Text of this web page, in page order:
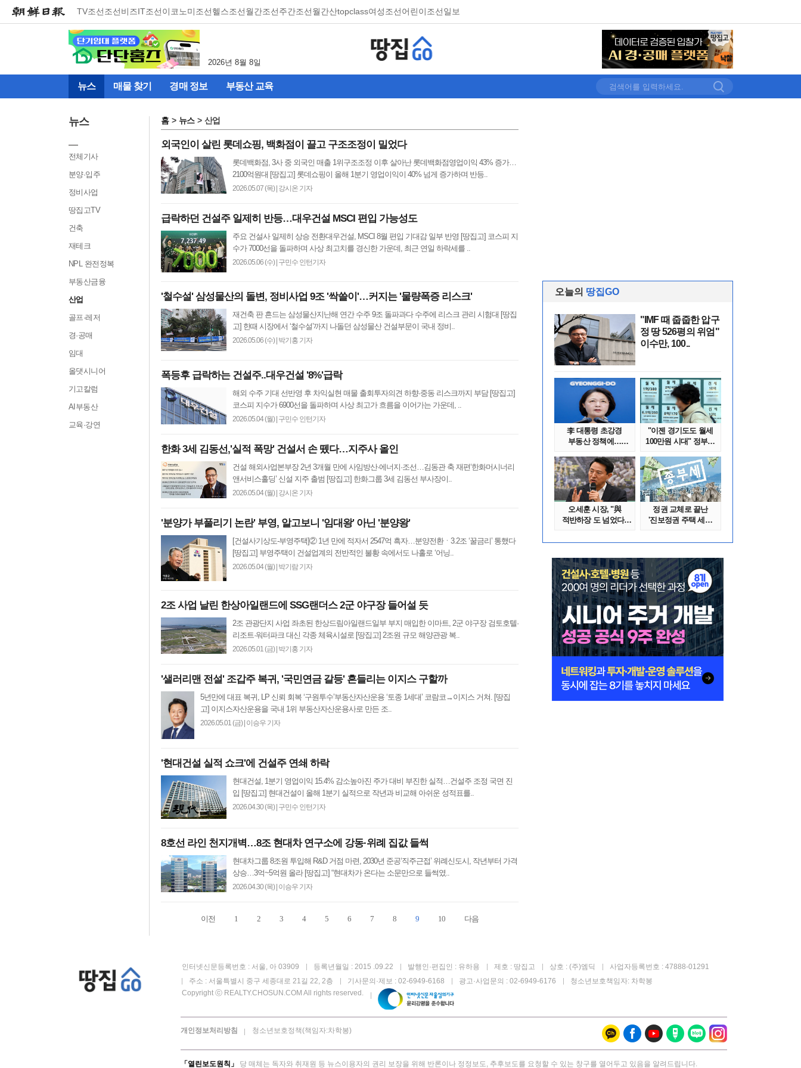
TV조선조선비즈IT조선이코노미조선헬스조선월간조선주간조선월간산topclass여성조선어린이조선일보
2026년 8월 8일
뉴스 매물 찾기 경매 정보 부동산 교육
뉴스
전체기사
분양·입주
정비사업
땅집고TV
건축
재테크
NPL 완전정복
부동산금융
산업
골프·레저
경·공매
임대
올댓시니어
기고칼럼
AI부동산
교육·강연
홈 뉴스 산업
외국인이 살린 롯데쇼핑, 백화점이 끌고 구조조정이 밀었다
롯데백화점, 3사 중 외국인 매출 1위구조조정 이후 살아난 롯데백화점영업이익 43% 증가…
2100억원대 [땅집고] 롯데쇼핑이 올해 1분기 영업이익이 40% 넘게 증가하며 반등..
2026.05.07 (목)| 강시온 기자
급락하던 건설주 일제히 반등…대우건설 MSCI 편입 가능성도
주요 건설사 일제히 상승 전환대우건설, MSCI 8월 편입 기대감 일부 반영 [땅집고] 코스피 지
수가 7000선을 돌파하며 사상 최고치를 경신한 가운데, 최근 연일 하락세를 ..
2026.05.06 (수)| 구민수 인턴기자
'철수설' 삼성물산의 돌변, 정비사업 9조 '싹쓸이'…커지는 '물량폭증 리스크'
재건축 판 흔드는 삼성물산지난해 연간 수주 9조 돌파과다 수주에 리스크 관리 시험대 [땅집
고] 한때 시장에서 ‘철수설’까지 나돌던 삼성물산 건설부문이 국내 정비..
2026.05.06 (수)| 박기홍 기자
폭등후 급락하는 건설주..대우건설 '8%'급락
해외 수주 기대 선반영 후 차익실현 매물 출회투자의견 하향·중동 리스크까지 부담 [땅집고]
코스피 지수가 6900선을 돌파하며 사상 최고가 흐름을 이어가는 가운데, ..
2026.05.04 (월)| 구민수 인턴기자
한화 3세 김동선,'실적 폭망' 건설서 손 뗐다…지주사 올인
건설 해외사업본부장 2년 3개월 만에 사임방산·에너지·조선…김동관 축 재편‘한화머시너리
앤서비스홀딩’ 신설 지주 출범 [땅집고] 한화그룹 3세 김동선 부사장이..
2026.05.04 (월)| 강시온 기자
'분양가 부풀리기 논란' 부영, 알고보니 '임대왕' 아닌 '분양왕'
[건설사기상도-부영주택]② 1년 만에 적자서 2547억 흑자…분양전환ㆍ3.2조 ‘꿀금리’ 통했다
[땅집고] 부영주택이 건설업계의 전반적인 불황 속에서도 나홀로 ‘어닝..
2026.05.04 (월)| 박기람 기자
2조 사업 날린 한상아일랜드에 SSG랜더스 2군 야구장 들어설 듯
2조 관광단지 사업 좌초된 한상드림아일랜드일부 부지 매입한 이마트, 2군 야구장 검토호텔·
리조트·워터파크 대신 각종 체육시설로 [땅집고] 2조원 규모 해양관광 복..
2026.05.01 (금)| 박기홍 기자
'샐러리맨 전설' 조갑주 복귀, '국민연금 갈등' 흔들리는 이지스 구할까
5년만에 대표 복귀, LP 신뢰 회복 ‘구원투수’부동산자산운용 ‘토종 1세대’ 코람코→이지스 거쳐. [땅집
고] 이지스자산운용을 국내 1위 부동산자산운용사로 만든 조..
2026.05.01 (금)| 이승우 기자
'현대건설 실적 쇼크'에 건설주 연쇄 하락
현대건설, 1분기 영업이익 15.4% 감소높아진 주가 대비 부진한 실적…건설주 조정 국면 진
입 [땅집고] 현대건설이 올해 1분기 실적으로 작년과 비교해 아쉬운 성적표를..
2026.04.30 (목)| 구민수 인턴기자
8호선 라인 천지개벽…8조 현대차 연구소에 강동·위례 집값 들썩
현대차그룹 8조원 투입해 R&D 거점 마련, 2030년 준공‘직주근접’ 위례신도시, 작년부터 가격
상승…3억~5억원 올라 [땅집고] “현대차가 온다는 소문만으로 들썩였..
2026.04.30 (목)| 이승우 기자
이전 1 2 3 4 5 6 7 8 9 10 다음
오늘의 땅집GO
"IMF 때 줍줍한 압구
정 땅 526평의 위엄"
이수만, 100..
李 대통령 초강경
부동산 정책에…
"이젠 경기도도 월세
100만원 시대" 정부發
오세훈 시장, "與
적반하장 도 넘었다"
정권 교체로 끝난
'진보정권 주택 세금
인터넷신문등록번호 : 서울, 아 03909 등록년월일 : 2015 .09.22 발행인·편집인 : 유하용 제호 : 땅집고 상호 : (주)엠딕
사업자등록번호 : 47888-01291
주소 : 서울특별시 중구 세종대로 21길 22, 2층
기사문의·제보 : 02-6949-6168 광고·사업문의 : 02-6949-6176
청소년보호책임자: 차학봉
Copyright ⓒ REALTY.CHOSUN.COM All rights reserved.
개인정보처리방침 청소년보호정책(책임자:차학봉)
「열린보도원칙」 당 매체는 독자와 취재원 등 뉴스이용자의 권리 보장을 위해 반론이나 정정보도, 추후보도를 요청할 수 있는 창구를 열어두고 있음을 알려드립니다.